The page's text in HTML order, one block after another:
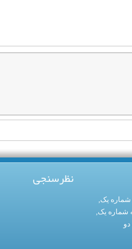
شماره یک,
شماره یک,
نظرسنجی